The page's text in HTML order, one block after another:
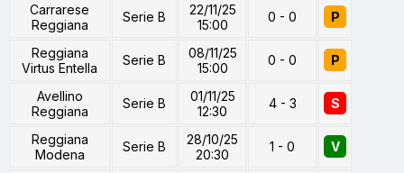
Carrarese
Reggiana
Serie B
22/11/25
15:00
0 - 0 P
Reggiana
Virtus Entella
Serie B
08/11/25
15:00
0 - 0 P
Avellino
Reggiana
Serie B
01/11/25
12:30
4 - 3 S
Reggiana
Modena
Serie B
28/10/25
20:30
1 - 0 V